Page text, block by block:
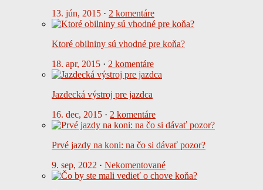
13. jún, 2015 · 2 komentáre
Ktoré obilniny sú vhodné pre koňa?
18. apr, 2015 · 2 komentáre
Jazdecká výstroj pre jazdca
16. dec, 2015 · 2 komentáre
Prvé jazdy na koni: na čo si dávať pozor?
9. sep, 2022 · Nekomentované